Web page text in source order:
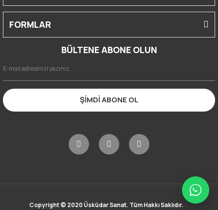
FORMLAR
BÜLTENE ABONE OLUN
ŞİMDİ ABONE OL
Copyright © 2020 Üsküdar Sanat. Tüm Hakkı Saklıdır.